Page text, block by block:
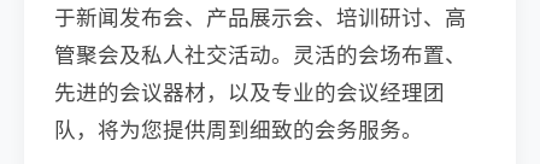
于新闻发布会、产品展示会、培训研讨、高
管聚会及私人社交活动。灵活的会场布置、
先进的会议器材，以及专业的会议经理团
队，将为您提供周到细致的会务服务。